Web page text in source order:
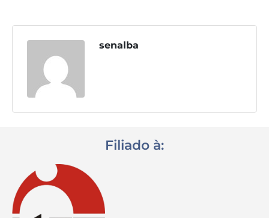
Contato
senalba
Filiado à: